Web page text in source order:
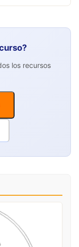
los recursos